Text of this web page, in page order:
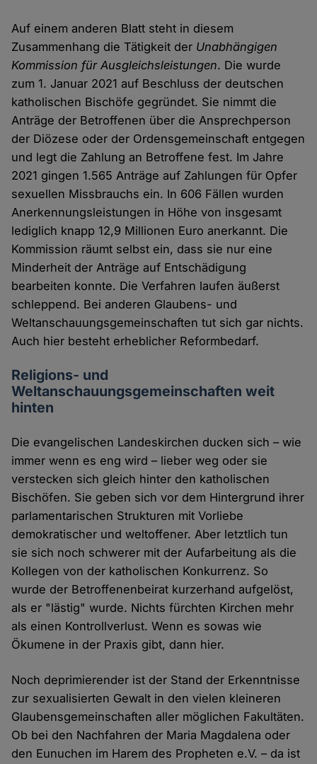
Auf einem anderen Blatt steht in diesem
Zusammenhang die Tätigkeit der Unabhängigen
Kommission für Ausgleichsleistungen. Die wurde
zum 1. Januar 2021 auf Beschluss der deutschen
katholischen Bischöfe gegründet. Sie nimmt die
Anträge der Betroffenen über die Ansprechperson
der Diözese oder der Ordensgemeinschaft entgegen
und legt die Zahlung an Betroffene fest. Im Jahre
2021 gingen 1.565 Anträge auf Zahlungen für Opfer
sexuellen Missbrauchs ein. In 606 Fällen wurden
Anerkennungsleistungen in Höhe von insgesamt
lediglich knapp 12,9 Millionen Euro anerkannt. Die
Kommission räumt selbst ein, dass sie nur eine
Minderheit der Anträge auf Entschädigung
bearbeiten konnte. Die Verfahren laufen äußerst
schleppend. Bei anderen Glaubens- und
Weltanschauungsgemeinschaften tut sich gar nichts.
Auch hier besteht erheblicher Reformbedarf.
Religions- und
Weltanschauungsgemeinschaften weit
hinten
Die evangelischen Landeskirchen ducken sich – wie
immer wenn es eng wird – lieber weg oder sie
verstecken sich gleich hinter den katholischen
Bischöfen. Sie geben sich vor dem Hintergrund ihrer
parlamentarischen Strukturen mit Vorliebe
demokratischer und weltoffener. Aber letztlich tun
sie sich noch schwerer mit der Aufarbeitung als die
Kollegen von der katholischen Konkurrenz. So
wurde der Betroffenenbeirat kurzerhand aufgelöst,
als er "lästig" wurde. Nichts fürchten Kirchen mehr
als einen Kontrollverlust. Wenn es sowas wie
Ökumene in der Praxis gibt, dann hier.
Noch deprimierender ist der Stand der Erkenntnisse
zur sexualisierten Gewalt in den vielen kleineren
Glaubensgemeinschaften aller möglichen Fakultäten.
Ob bei den Nachfahren der Maria Magdalena oder
den Eunuchen im Harem des Propheten e.V. – da ist